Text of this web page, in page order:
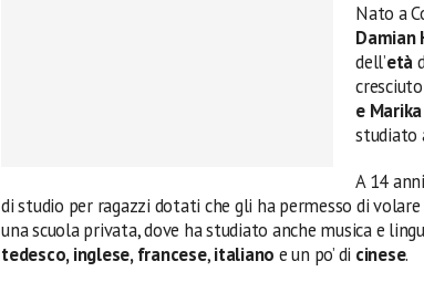
Nato a
Damian
dell’età
e Marika
studiato
A 14
di studio per ragazzi dotati che gli ha permesso di
una scuola privata, dove ha studiato anche musica e
tedesco, inglese, francese,italiano e un po’ di cinese.